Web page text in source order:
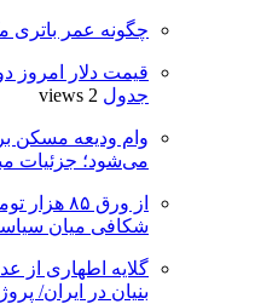
چگونه عمر باتری
جدول 2 views
وام ودیعه مسکن
می‌شود؛ جزئیات
شکافی میان
گلایه اطهاری از
بنیان در ایران/